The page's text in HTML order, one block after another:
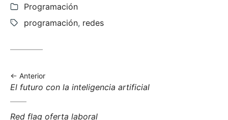
Categorías:
Programación
Etiquetas:
programación, redes
Anterior
Anterior
El futuro con la inteligencia artificial
Siguiente
Red flag oferta laboral